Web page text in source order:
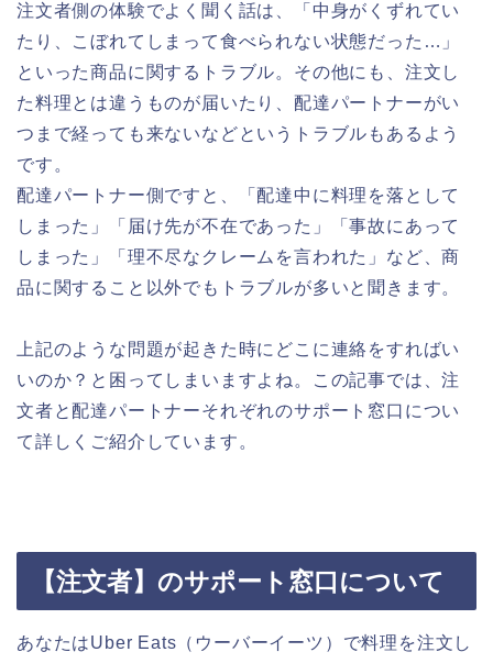
注文者側の体験でよく聞く話は、「中身がくずれてい
たり、こぼれてしまって食べられない状態だった…」
といった商品に関するトラブル。その他にも、注文し
た料理とは違うものが届いたり、配達パートナーがい
つまで経っても来ないなどというトラブルもあるよう
です。
配達パートナー側ですと、「配達中に料理を落として
しまった」「届け先が不在であった」「事故にあって
しまった」「理不尽なクレームを言われた」など、商
品に関すること以外でもトラブルが多いと聞きます。
上記のような問題が起きた時にどこに連絡をすればい
いのか？と困ってしまいますよね。この記事では、注
文者と配達パートナーそれぞれのサポート窓口につい
て詳しくご紹介しています。
【注文者】のサポート窓口について
あなたはUber Eats（ウーバーイーツ）で料理を注文し